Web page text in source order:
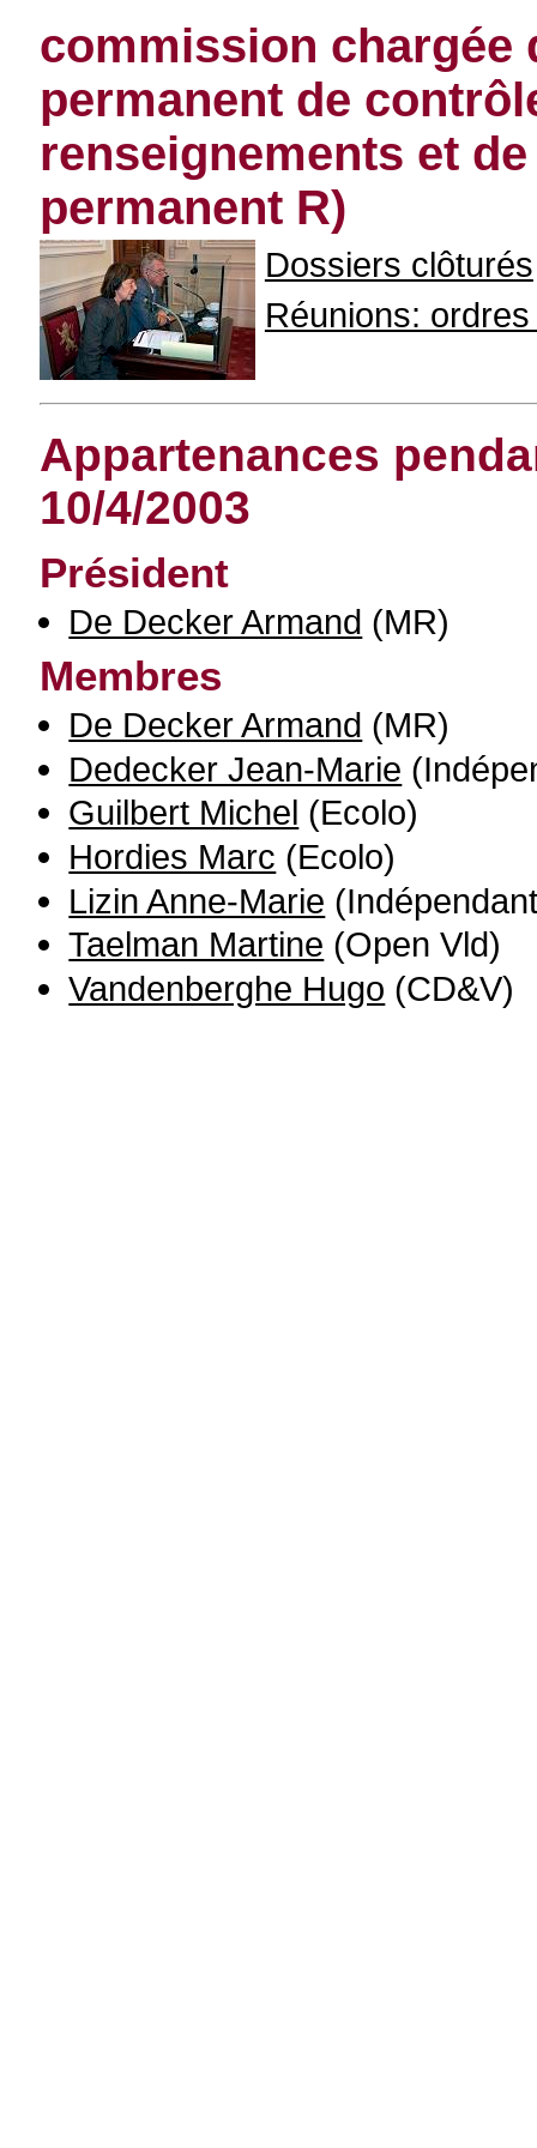
commission chargée
permanent de
renseignements et
permanent R)
Dossiers clôturés
Réunions:
Appartenances
10/4/2003
Président
De Decker Armand (MR)
Membres
De Decker Armand (MR)
Dedecker Jean-Marie
Guilbert Michel (Ecolo)
Hordies Marc (Ecolo)
Lizin Anne-Marie
Taelman Martine (Open Vld)
Vandenberghe Hugo (CD&V)